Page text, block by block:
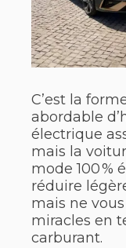
C’est la
abordable
électrique
mais la
mode 100 %
réduire
mais ne
miracles en
carburant.